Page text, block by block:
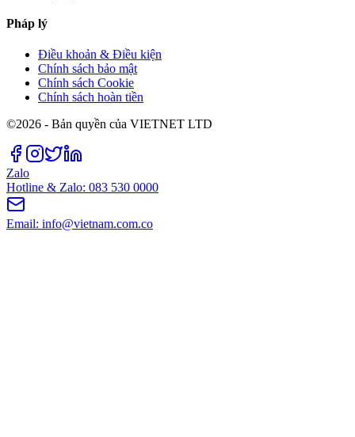
Pháp lý
Điều khoản & Điều kiện
Chính sách bảo mật
Chính sách Cookie
Chính sách hoàn tiền
©2026 - Bản quyền của VIETNET LTD
Zalo
Hotline & Zalo: 083 530 0000
Email: info@vietnam.com.co